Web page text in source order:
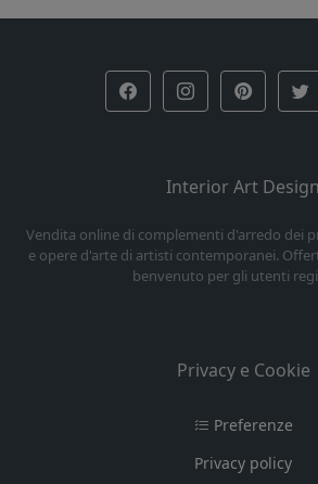
Interior Art Design
Vendita online di complementi d'arredo dei
e opere d'arte di artisti contemporanei.
benvenuto per gli utenti
Privacy e Cookie
Preferenze
Privacy policy